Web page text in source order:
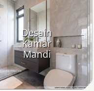
Desain
Kamar
Mandi